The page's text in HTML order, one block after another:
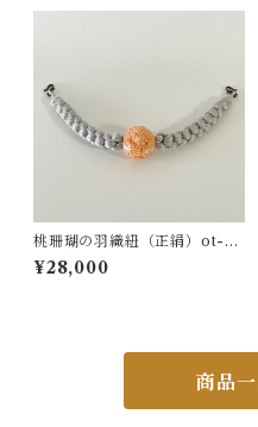
桃珊瑚の羽織紐（正絹）ot-01
6
¥28,000
商品